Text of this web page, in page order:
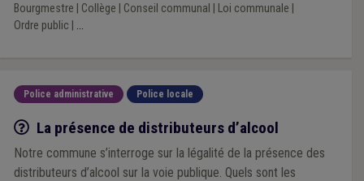
Bourgmestre Collège Conseil communal Loi communale
Ordre public
...
Police administrative Police locale
Q/R
La présence de distributeurs d’alcool
Notre commune s’interroge sur la légalité de la présence des
distributeurs d’alcool sur la voie publique. Quels sont les